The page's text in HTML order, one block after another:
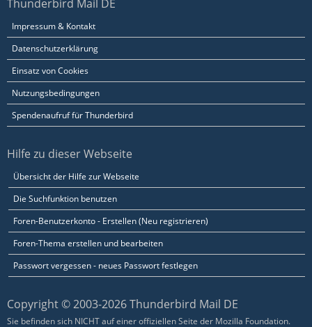
Thunderbird Mail DE
Impressum & Kontakt
Datenschutzerklärung
Einsatz von Cookies
Nutzungsbedingungen
Spendenaufruf für Thunderbird
Hilfe zu dieser Webseite
Übersicht der Hilfe zur Webseite
Die Suchfunktion benutzen
Foren-Benutzerkonto - Erstellen (Neu registrieren)
Foren-Thema erstellen und bearbeiten
Passwort vergessen - neues Passwort festlegen
Copyright © 2003-2026 Thunderbird Mail DE
Sie befinden sich NICHT auf einer offiziellen Seite der Mozilla Foundation.